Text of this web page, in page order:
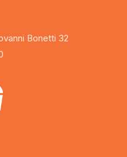
Bonetti 32